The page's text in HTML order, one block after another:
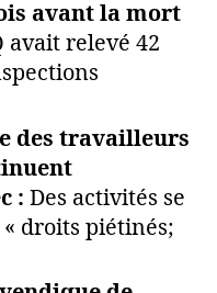
avant la mort
avait relevé 42
des travailleurs
: Des activités se
droits piétinés;